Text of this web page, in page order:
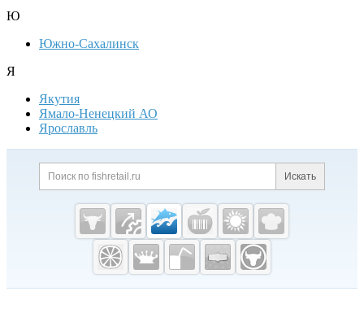
Ю
Южно-Сахалинск
Я
Якутия
Ямало-Ненецкий АО
Ярославль
Дополнительная информация
Поиск по сайту и
Искать
Cсылки на полезные проекты
Fishretail.ru —
рыба,
морепродукты